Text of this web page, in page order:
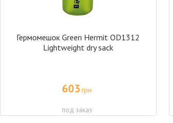
Гермомешок Green Hermit OD1312
Lightweight dry sack
603грн
под заказ